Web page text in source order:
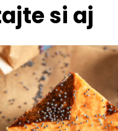
si aj